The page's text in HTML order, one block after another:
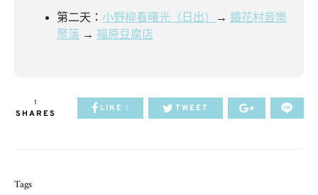
第二天： 小野柳看曙光（日出）→ 鐵花村音樂
聚落 → 福原豆腐店
1
SHARES
LIKE 1 TWEET
Tags